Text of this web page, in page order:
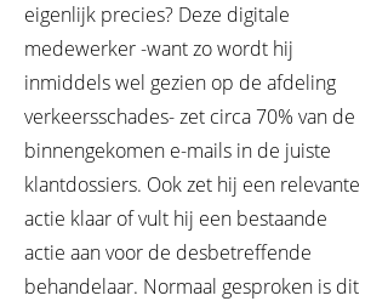
eigenlijk precies? Deze digitale
medewerker -want zo wordt hij
inmiddels wel gezien op de afdeling
verkeersschades- zet circa 70% van de
binnengekomen e-mails in de juiste
klantdossiers. Ook zet hij een relevante
actie klaar of vult hij een bestaande
actie aan voor de desbetreffende
behandelaar. Normaal gesproken is dit